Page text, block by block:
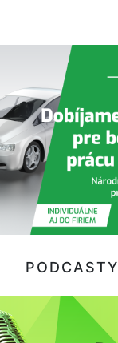
PODCASTY